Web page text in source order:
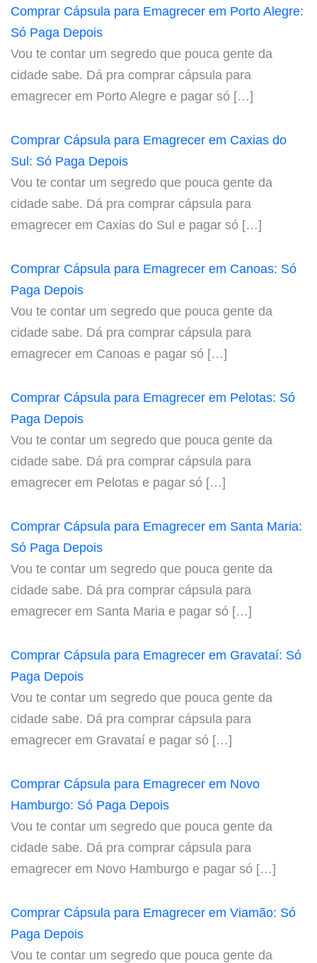
Comprar Cápsula para Emagrecer em Porto Alegre:
Só Paga Depois
Vou te contar um segredo que pouca gente da
cidade sabe. Dá pra comprar cápsula para
emagrecer em Porto Alegre e pagar só […]
Comprar Cápsula para Emagrecer em Caxias do
Sul: Só Paga Depois
Vou te contar um segredo que pouca gente da
cidade sabe. Dá pra comprar cápsula para
emagrecer em Caxias do Sul e pagar só […]
Comprar Cápsula para Emagrecer em Canoas: Só
Paga Depois
Vou te contar um segredo que pouca gente da
cidade sabe. Dá pra comprar cápsula para
emagrecer em Canoas e pagar só […]
Comprar Cápsula para Emagrecer em Pelotas: Só
Paga Depois
Vou te contar um segredo que pouca gente da
cidade sabe. Dá pra comprar cápsula para
emagrecer em Pelotas e pagar só […]
Comprar Cápsula para Emagrecer em Santa Maria:
Só Paga Depois
Vou te contar um segredo que pouca gente da
cidade sabe. Dá pra comprar cápsula para
emagrecer em Santa Maria e pagar só […]
Comprar Cápsula para Emagrecer em Gravataí: Só
Paga Depois
Vou te contar um segredo que pouca gente da
cidade sabe. Dá pra comprar cápsula para
emagrecer em Gravataí e pagar só […]
Comprar Cápsula para Emagrecer em Novo
Hamburgo: Só Paga Depois
Vou te contar um segredo que pouca gente da
cidade sabe. Dá pra comprar cápsula para
emagrecer em Novo Hamburgo e pagar só […]
Comprar Cápsula para Emagrecer em Viamão: Só
Paga Depois
Vou te contar um segredo que pouca gente da